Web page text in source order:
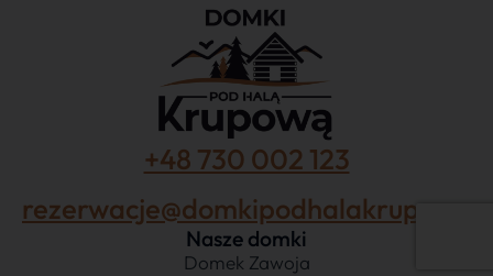
+48 730 002 123
Nasze domki
Domek Zawoja